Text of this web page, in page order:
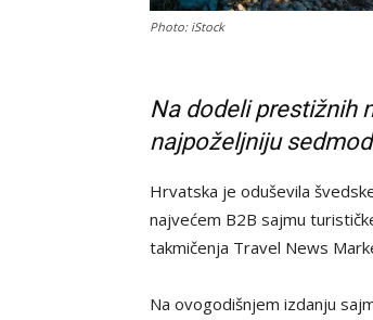
Photo: iStock
Na dodeli prestižnih
najpoželjniju
Hrvatska je oduševila
najvećem B2B sajmu
takmičenja Travel News
Na ovogodišnjem izdanju